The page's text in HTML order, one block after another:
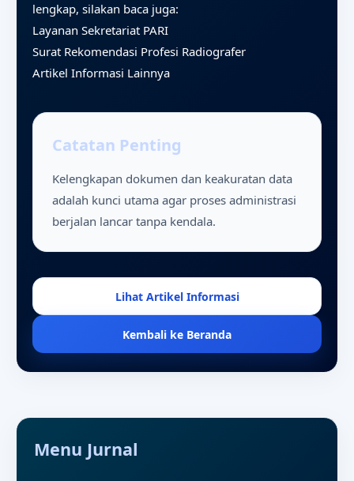
lengkap, silakan baca juga:
Layanan Sekretariat PARI
Surat Rekomendasi Profesi Radiografer
Artikel Informasi Lainnya
Catatan Penting
Kelengkapan dokumen dan keakuratan data
adalah kunci utama agar proses administrasi
berjalan lancar tanpa kendala.
Lihat Artikel Informasi
Kembali ke Beranda
Menu Jurnal